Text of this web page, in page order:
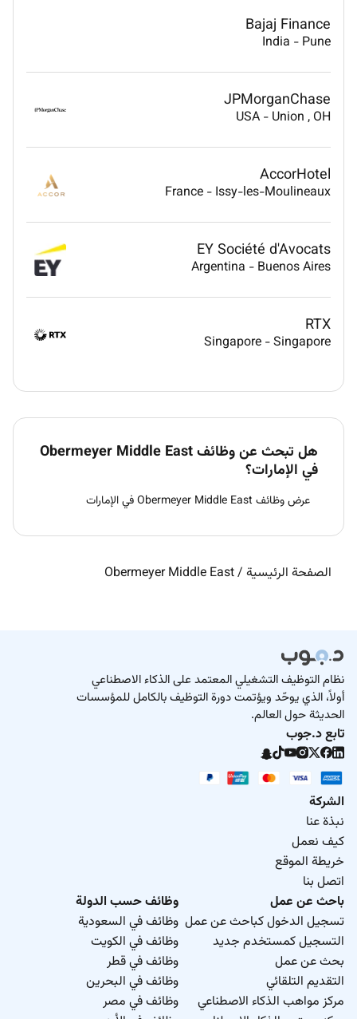
Bajaj Finance
India - Pune
JPMorganChase
USA - Union , OH
AccorHotel
France - Issy-les-Moulineaux
EY Société d'Avocats
Argentina - Buenos Aires
RTX
Singapore -Singapore
هل تبحث عن وظائف Obermeyer Middle East
في الإمارات؟
عرض وظائف Obermeyer Middle East في الإمارات
الصفحة الرئيسية /
Obermeyer Middle East
نظام التوظيف التشغيلي المعتمد على الذكاء الاصطناعي
أولاً، الذي يوحّد ويؤتمت دورة التوظيف بالكامل للمؤسسات
الحديثة حول العالم.
تابع د.جوب
الشركة
نبذة عنا
كيف نعمل
خريطة الموقع
اتصل بنا
باحث عن عمل
تسجيل الدخول كباحث عن عمل
التسجيل كمستخدم جديد
بحث عن عمل
التقديم التلقائي
مركز مواهب الذكاء الاصطناعي
وظائف حسب الدولة
وظائف في السعودية
وظائف في الكويت
وظائف في قطر
وظائف في البحرين
وظائف في مصر